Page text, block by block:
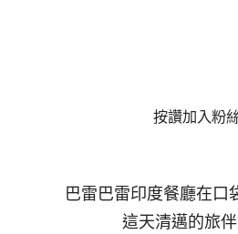
按讚加入粉
巴雷巴雷印度餐廳在口
這天清邁的旅